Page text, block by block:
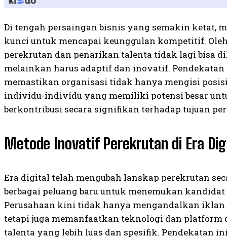
Di tengah persaingan bisnis yang semakin ketat,
kunci untuk mencapai keunggulan kompetitif.
perekrutan dan penarikan talenta tidak lagi bisa
melainkan harus adaptif dan inovatif.
memastikan organisasi tidak hanya mengisi
individu-individu yang memiliki potensi besar
berkontribusi secara signifikan terhadap tujuan
Metode Inovatif Perekrutan di Era
Era digital telah mengubah lanskap perekrutan
berbagai peluang baru untuk menemukan
Perusahaan kini tidak hanya mengandalkan
tetapi juga memanfaatkan teknologi dan
talenta yang lebih luas dan spesifik. Pendekatan